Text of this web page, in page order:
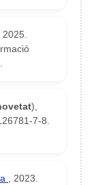
2025
),
7-8
2023